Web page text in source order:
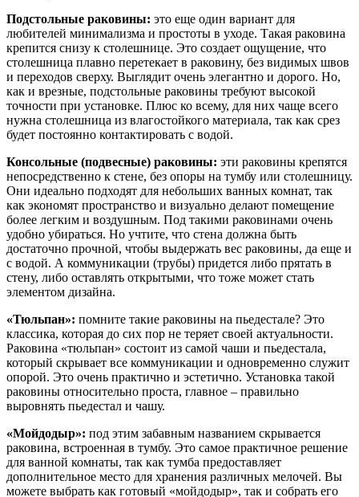
Подстольные раковины: это еще один вариант для
любителей минимализма и простоты в уходе. Такая раковина
крепится снизу к столешнице. Это создает ощущение, что
столешница плавно перетекает в раковину, без видимых швов
и переходов сверху. Выглядит очень элегантно и дорого. Но,
как и врезные, подстольные раковины требуют высокой
точности при установке. Плюс ко всему, для них чаще всего
нужна столешница из влагостойкого материала, так как срез
будет постоянно контактировать с водой.
Консольные (подвесные) раковины: эти раковины крепятся
непосредственно к стене, без опоры на тумбу или столешницу.
Они идеально подходят для небольших ванных комнат, так
как экономят пространство и визуально делают помещение
более легким и воздушным. Под такими раковинами очень
удобно убираться. Но учтите, что стена должна быть
достаточно прочной, чтобы выдержать вес раковины, да еще и
с водой. А коммуникации (трубы) придется либо прятать в
стену, либо оставлять открытыми, что тоже может стать
элементом дизайна.
«Тюльпан»: помните такие раковины на пьедестале? Это
классика, которая до сих пор не теряет своей актуальности.
Раковина «тюльпан» состоит из самой чаши и пьедестала,
который скрывает все коммуникации и одновременно служит
опорой. Это очень практично и эстетично. Установка такой
раковины относительно проста, главное – правильно
выровнять пьедестал и чашу.
«Мойдодыр»: под этим забавным названием скрывается
раковина, встроенная в тумбу. Это самое практичное решение
для ванной комнаты, так как тумба предоставляет
дополнительное место для хранения различных мелочей. Вы
можете выбрать как готовый «мойдодыр», так и собрать его